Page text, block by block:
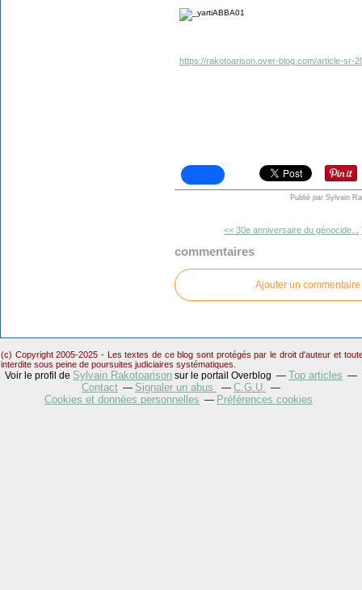
https://rakotoarison.over-blog.com/article-sr-
Publié par Sylvain
<< 30e anniversaire du génocide...
commentaires
Ajouter un commentaire
(c) Copyright 2005-2025 - Les textes de ce blog sont protégés par le droit d'auteur et
interdite sous peine de poursuites judiciaires systématiques.
Voir le profil de Sylvain Rakotoarison sur le portail Overblog
Top articles
Contact
Signaler un abus
C.G.U.
Cookies et données personnelles
Préférences cookies